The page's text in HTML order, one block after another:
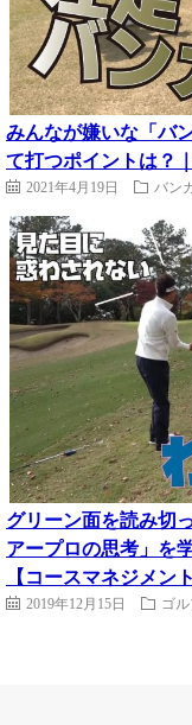
みんなが嫌いな「バ
て打つポイントは？
2021年4月19日 バン
グリーン面を読み切
アープロの思考」を
【コースマネジメン
2019年12月15日 ゴ